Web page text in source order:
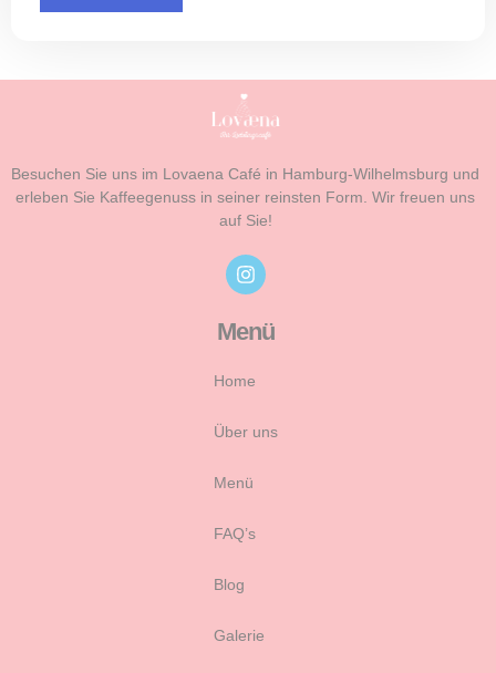
Besuchen Sie uns im Lovaena Café in Hamburg-Wilhelmsburg und
erleben Sie Kaffeegenuss in seiner reinsten Form. Wir freuen uns
auf Sie!
Menü
Home
Über uns
Menü
FAQ’s
Blog
Galerie